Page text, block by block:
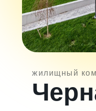
жилищный